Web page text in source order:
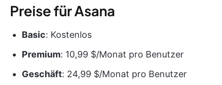
Preise für Asana
Basic: Kostenlos
Premium: 10,99 $/Monat pro Benutzer
Geschäft: 24,99 $/Monat pro Benutzer